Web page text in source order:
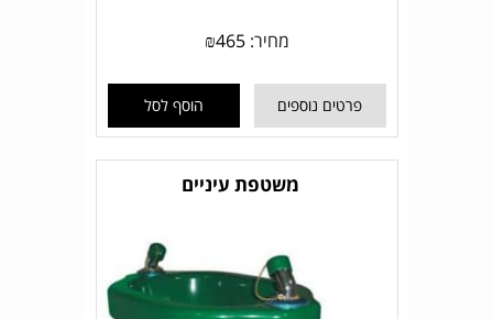
מחיר: ₪465
פרטים נוספים הוסף לסל
משטפת עיניים